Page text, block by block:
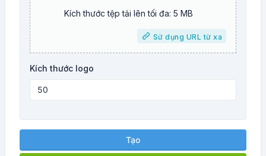
Kích thước tệp tải lên tối đa: 5 MB
Sử dụng URL từ xa
Kích thước logo
Tạo